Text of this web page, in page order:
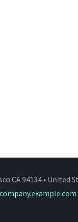
CA 94134 • United